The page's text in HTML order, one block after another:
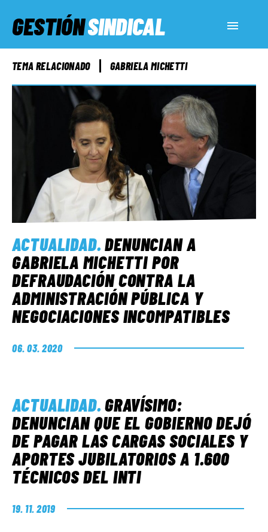
GESTIÓNSINDICAL
ACTUALIDAD
SERVICIOS SOCIALES
INFORMES ESPECIALES
FUERA DE MEGÁFONO
EL LADO «G»
TEMA RELACIONADO GABRIELA MICHETTI
ACTUALIDAD.DENUNCIAN A
GABRIELA MICHETTI POR
DEFRAUDACIÓN CONTRA LA
ADMINISTRACIÓN PÚBLICA Y
NEGOCIACIONES INCOMPATIBLES
06. 03. 2020
ACTUALIDAD.GRAVÍSIMO:
DENUNCIAN QUE EL GOBIERNO DEJÓ
DE PAGAR LAS CARGAS SOCIALES Y
APORTES JUBILATORIOS A 1.600
TÉCNICOS DEL INTI
19. 11. 2019